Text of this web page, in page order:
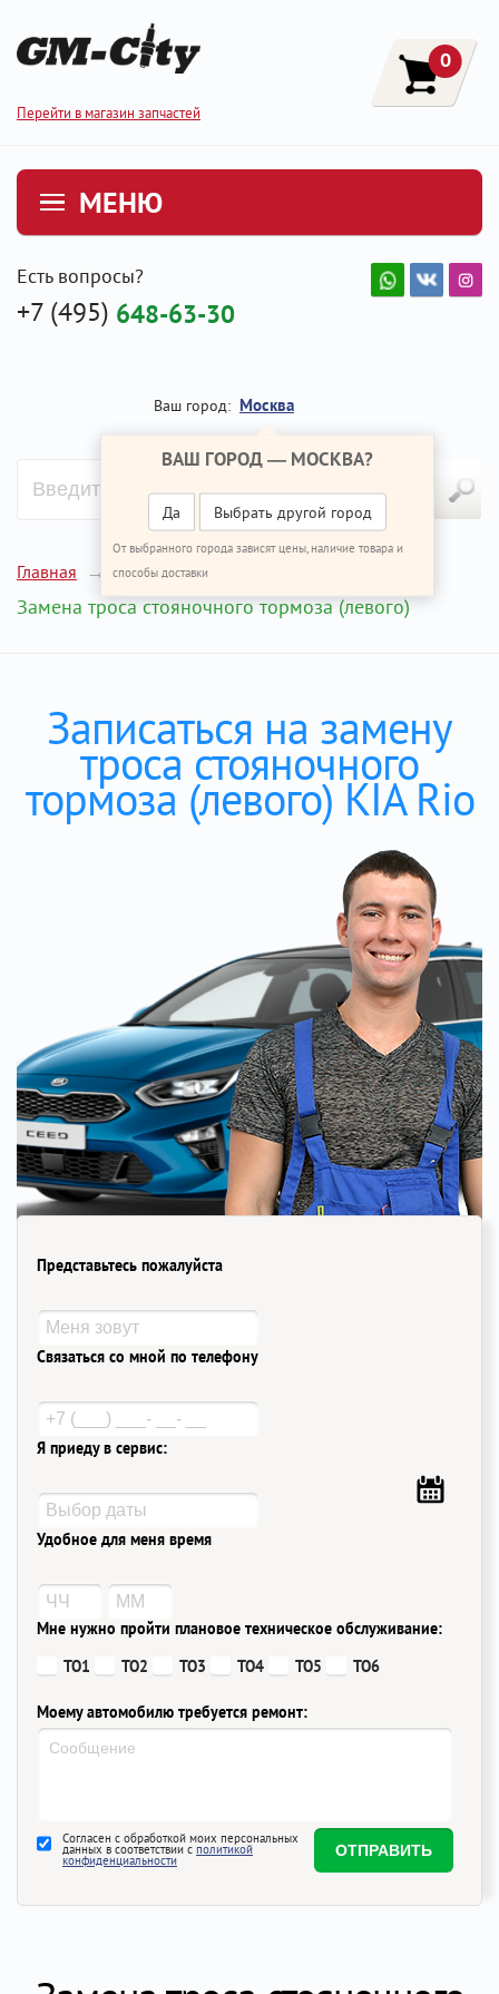
Перейти в магазин запчастей
0
МЕНЮ
Есть вопросы?
+7 (495) 648-63-30
Ваш город: Москва
ВАШ ГОРОД — МОСКВА?
Да Выбрать другой город
От выбранного города зависят цены, наличие товара и
способы доставки
Главная Ремонт КИА Рио
Замена троса стояночного тормоза (левого)
Записаться на замену
троса стояночного
тормоза (левого) KIA Rio
Представьтесь пожалуйста
Связаться со мной по телефону
Я приеду в сервис:
Удобное для меня время
Мне нужно пройти плановое техническое обслуживание:
ТО1
ТО2 ТО3 ТО4 ТО5 ТО6
Моему автомобилю требуется ремонт:
Согласен с обработкой моих персональных
данных в соответствии с политикой
конфиденциальности